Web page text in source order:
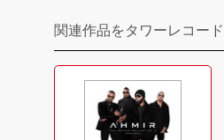
関連作品をタワーレコー